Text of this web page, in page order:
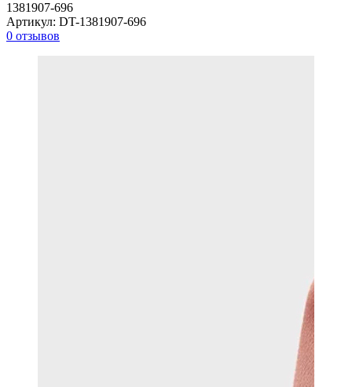
1381907-696
Артикул: DT-1381907-696
0 отзывов